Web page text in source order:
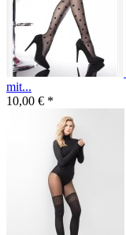
mit...
10,00 € *